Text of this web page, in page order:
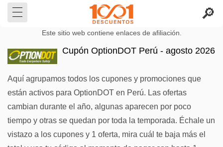
Este sitio web contiene enlaces de afiliación.
Cupón OptionDOT Perú - agosto 2026
Aquí agrupamos todos los cupones y promociones que
están activos para OptionDOT en Perú. Las ofertas
cambian durante el año, algunas aparecen por poco
tiempo y otras se quedan por toda la temporada. Échale un
vistazo a los cupones y 1 oferta, mira cuál te baja más el